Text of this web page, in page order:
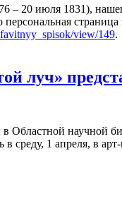
20 июля 1831),
view/149.
луч»
1 апреля, в